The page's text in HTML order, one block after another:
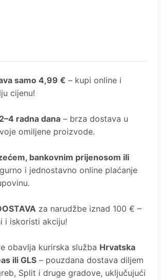
samo 4,99 € – kupi online i
cijenu!
radna dana – brza dostava u
omiljene proizvode.
bankovnim prijenosom ili
i jednostavno online plaćanje
za narudžbe iznad 100 € –
i iskoristi akciju!
obavlja kurirska služba Hrvatska
ili GLS – pouzdana dostava diljem
Split i druge gradove, uključujući